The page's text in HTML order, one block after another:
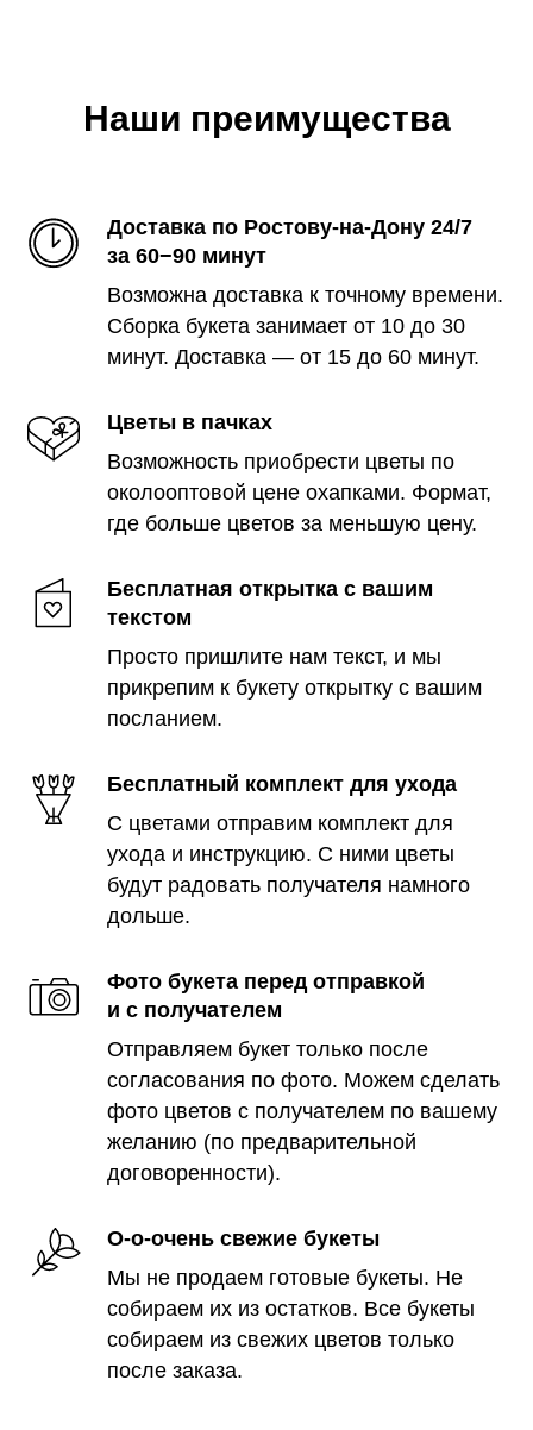
Наши преимущества
Доставка по Ростову-на-Дону 24/7
за 60−90 минут
Возможна доставка к точному времени.
Сборка букета занимает от 10 до 30
минут. Доставка — от 15 до 60 минут.
Цветы в пачках
Возможность приобрести цветы по
околооптовой цене охапками. Формат,
где больше цветов за меньшую цену.
Бесплатная открытка с вашим
текстом
Просто пришлите нам текст, и мы
прикрепим к букету открытку с вашим
посланием.
Бесплатный комплект для ухода
С цветами отправим комплект для
ухода и инструкцию. С ними цветы
будут радовать получателя намного
дольше.
Фото букета перед отправкой
и с получателем
Отправляем букет только после
согласования по фото. Можем сделать
фото цветов с получателем по вашему
желанию (по предварительной
договоренности).
О-о-очень свежие букеты
Мы не продаем готовые букеты. Не
собираем их из остатков. Все букеты
собираем из свежих цветов только
после заказа.